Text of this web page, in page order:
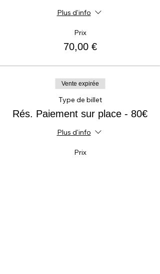
Plus d'info
Prix
70,00 €
Vente expirée
Type de billet
Rés. Paiement sur place - 80€
Plus d'info
Prix